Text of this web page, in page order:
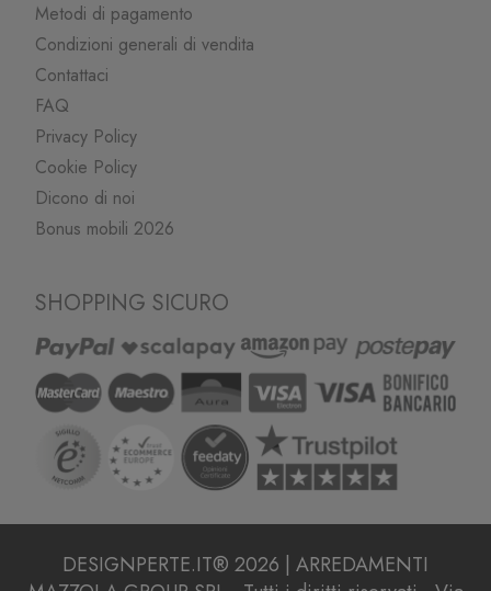
Metodi di pagamento
Condizioni generali di vendita
Contattaci
FAQ
Privacy Policy
Cookie Policy
Dicono di noi
Bonus mobili 2026
SHOPPING SICURO
DESIGNPERTE.IT® 2026 | ARREDAMENTI